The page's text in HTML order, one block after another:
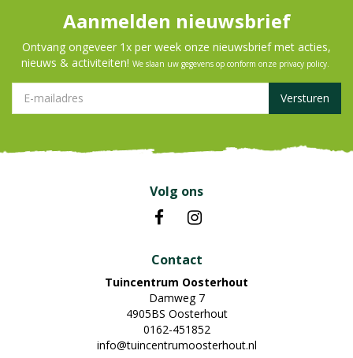
Aanmelden nieuwsbrief
Ontvang ongeveer 1x per week onze nieuwsbrief met acties,
nieuws & activiteiten! We slaan uw gegevens op conform onze privacy policy.
Volg ons
Contact
Tuincentrum Oosterhout
Damweg 7
4905BS Oosterhout
0162-451852
info@tuincentrumoosterhout.nl